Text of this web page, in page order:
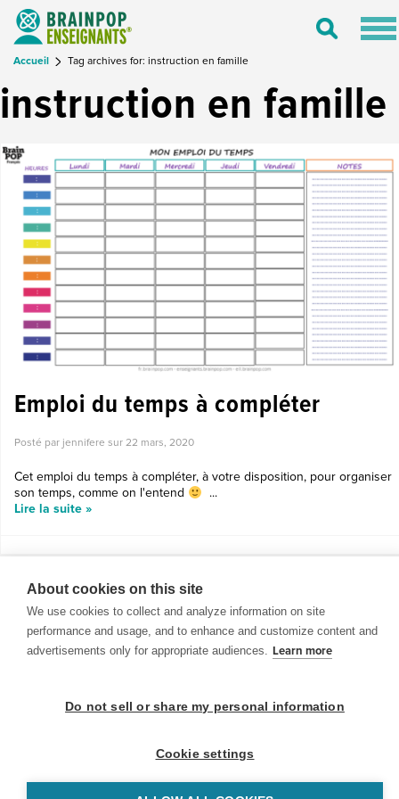
Toggle
Accueil Tag archives for: instruction en famille
instruction en famille
Emploi du temps à compléter
Posté par jennifere sur 22 mars, 2020
Cet emploi du temps à compléter, à votre disposition, pour organiser
son temps, comme on l'entend
...
Lire la suite »
About cookies on this site
We use cookies to collect and analyze information on site
performance and usage, and to enhance and customize content and
advertisements only for appropriate audiences. Learn more
Do not sell or share my personal information
Cookie settings